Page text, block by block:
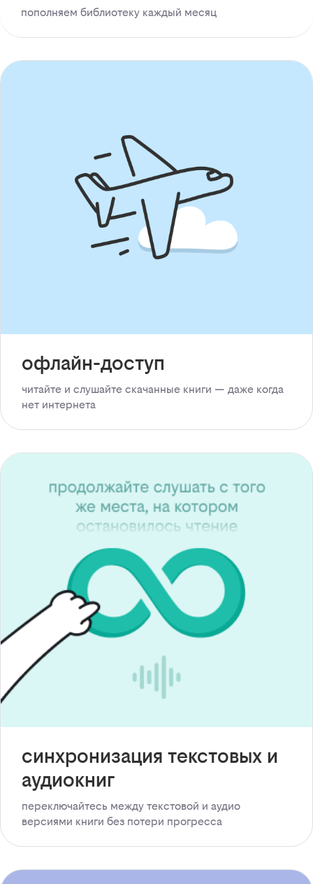
пополняем библиотеку каждый месяц
офлайн-доступ
читайте и слушайте скачанные книги — даже когда
нет интернета
синхронизация текстовых и
аудиокниг
переключайтесь между текстовой и аудио
версиями книги без потери прогресса